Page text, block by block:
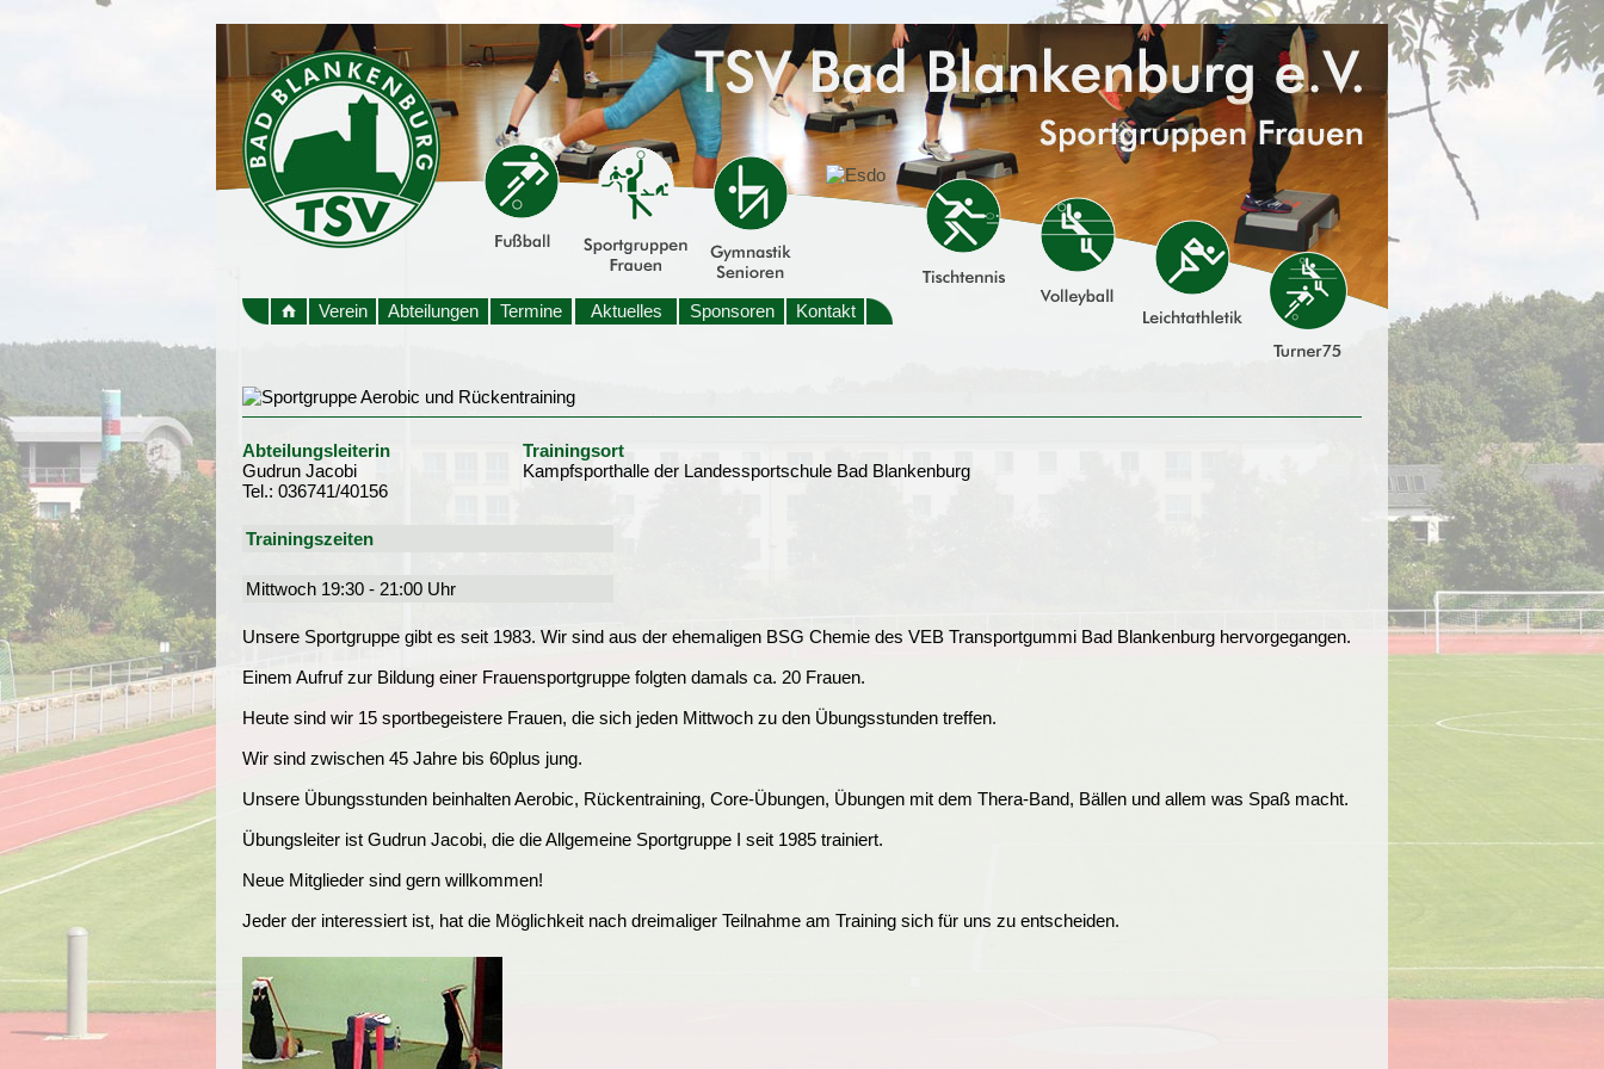
Verein Abteilungen Termine Aktuelles Sponsoren Kontakt
Abteilungsleiterin
Gudrun Jacobi
Tel.: 036741/40156
Trainingsort
Kampfsporthalle der Landessportschule Bad Blankenburg
Trainingszeiten
Mittwoch 19:30 - 21:00 Uhr
Unsere Sportgruppe gibt es seit 1983. Wir sind aus der ehemaligen BSG Chemie des VEB Transportgummi Bad Blankenburg hervorgegangen.
Einem Aufruf zur Bildung einer Frauensportgruppe folgten damals ca. 20 Frauen.
Heute sind wir 15 sportbegeistere Frauen, die sich jeden Mittwoch zu den Übungsstunden treffen.
Wir sind zwischen 45 Jahre bis 60plus jung.
Unsere Übungsstunden beinhalten Aerobic, Rückentraining, Core-Übungen, Übungen mit dem Thera-Band, Bällen und allem was Spaß macht.
Übungsleiter ist Gudrun Jacobi, die die Allgemeine Sportgruppe I seit 1985 trainiert.
Neue Mitglieder sind gern willkommen!
Jeder der interessiert ist, hat die Möglichkeit nach dreimaliger Teilnahme am Training sich für uns zu entscheiden.